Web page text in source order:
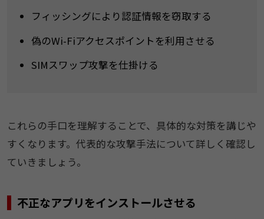
フィッシングにより認証情報を窃取する
偽のWi-Fiアクセスポイントを利用させる
SIMスワップ攻撃を仕掛ける
これらの手口を理解することで、具体的な対策を講じや
すくなります。代表的な攻撃手法について詳しく確認し
ていきましょう。
不正なアプリをインストールさせる